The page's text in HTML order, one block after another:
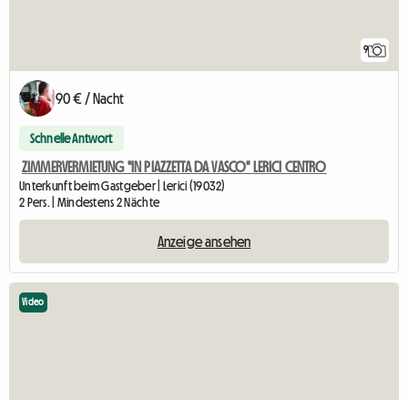
9
90 € / Nacht
Schnelle Antwort
ZIMMERVERMIETUNG "IN PIAZZETTA DA VASCO" LERICI CENTRO
Unterkunft beim Gastgeber | Lerici (19032)
2 Pers. | Mindestens 2 Nächte
Anzeige ansehen
Video